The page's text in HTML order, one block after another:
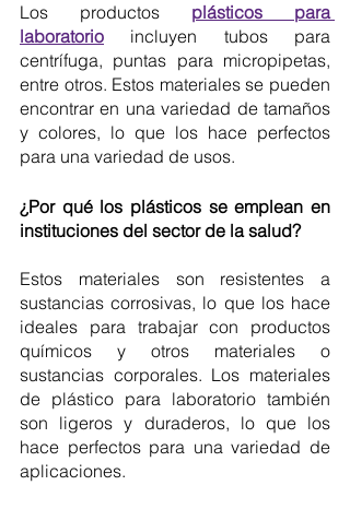
Los productos plásticos para
laboratorio incluyen tubos para
centrífuga, puntas para micropipetas,
entre otros. Estos materiales se pueden
encontrar en una variedad de tamaños
y colores, lo que los hace perfectos
para una variedad de usos.
¿Por qué los plásticos se emplean en
instituciones del sector de la salud?
Estos materiales son resistentes a
sustancias corrosivas, lo que los hace
ideales para trabajar con productos
químicos y otros materiales o
sustancias corporales. Los materiales
de plástico para laboratorio también
son ligeros y duraderos, lo que los
hace perfectos para una variedad de
aplicaciones.